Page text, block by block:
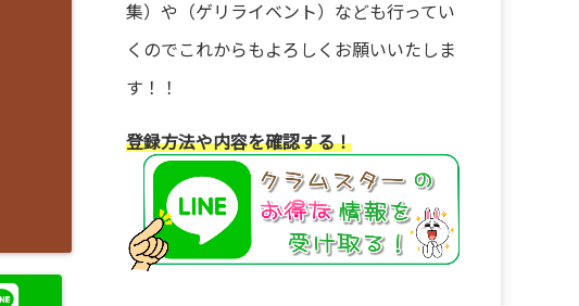
集）や（ゲリライベント）なども行ってい
くのでこれからもよろしくお願いいたしま
す！！
登録方法や内容を確認する！